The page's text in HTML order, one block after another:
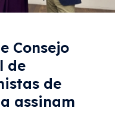
Consejo
de
de
assinam